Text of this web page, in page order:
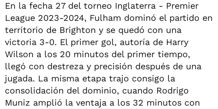
En la fecha 27 del torneo Inglaterra - Premier
League 2023-2024, Fulham dominó el partido en
territorio de Brighton y se quedó con una
victoria 3-0. El primer gol, autoría de Harry
Wilson a los 20 minutos del primer tiempo,
llegó con destreza y precisión después de una
jugada. La misma etapa trajo consigo la
consolidación del dominio, cuando Rodrigo
Muniz amplió la ventaja a los 32 minutos con